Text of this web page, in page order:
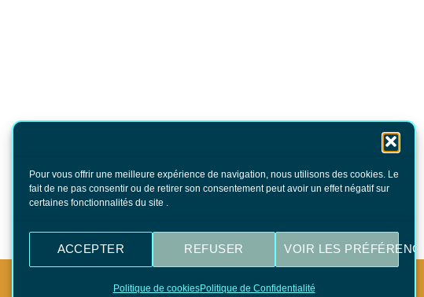
Pour vous offrir une meilleure expérience de navigation, nous utilisons des cookies. Le
fait de ne pas consentir ou de retirer son consentement peut avoir un effet négatif sur
certaines fonctionnalités du site .
ACCEPTER REFUSER VOIR LES
Politique de cookiesPolitique de Confidentialité